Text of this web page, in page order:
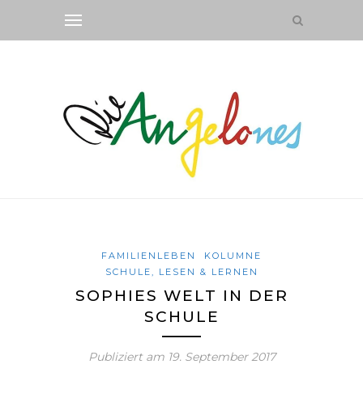
FAMILIENLEBEN
KOLUMNE
SCHULE, LESEN & LERNEN
SOPHIES WELT IN DER
SCHULE
Publiziert am 19. September 2017